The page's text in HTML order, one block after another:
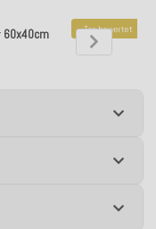
60x40cm
Top bewertet
H.O.C.K.